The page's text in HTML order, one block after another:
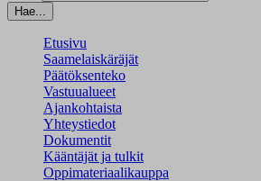
Hae...
Etusivu
Saamelaiskäräjät
Päätöksenteko
Vastuualueet
Ajankohtaista
Yhteystiedot
Dokumentit
Kääntäjät ja tulkit
Oppimateriaalikauppa